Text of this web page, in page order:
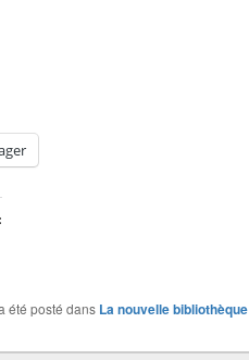
été posté dans La nouvelle bibliothèque